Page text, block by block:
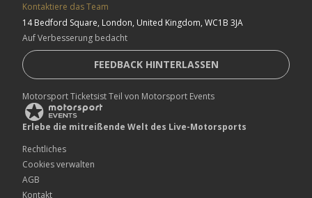
Kontaktiere das Team
14 Bedford Square, London, United Kingdom, WC1B 3JA
Auf Verbesserung bedacht
FEEDBACK HINTERLASSEN
Motorsport Ticketsist Teil von Motorsport Events
Erlebe die mitreißende Welt des Live-Motorsports
Rechtliches
Cookies verwalten
AGB
Kontakt